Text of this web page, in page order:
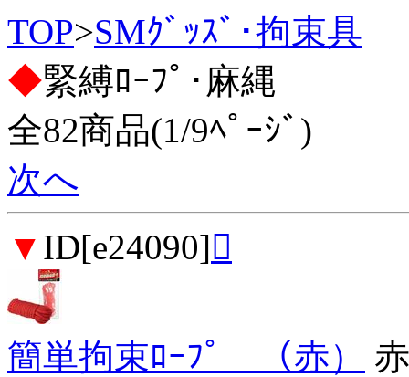
TOP>SMｸﾞｯｽﾞ･拘束具
◆緊縛ﾛｰﾌﾟ･麻縄
全82商品(1/9ﾍﾟｰｼﾞ)
次へ
▼ ID[e24090]
簡単拘束ﾛｰﾌﾟ （赤）
赤